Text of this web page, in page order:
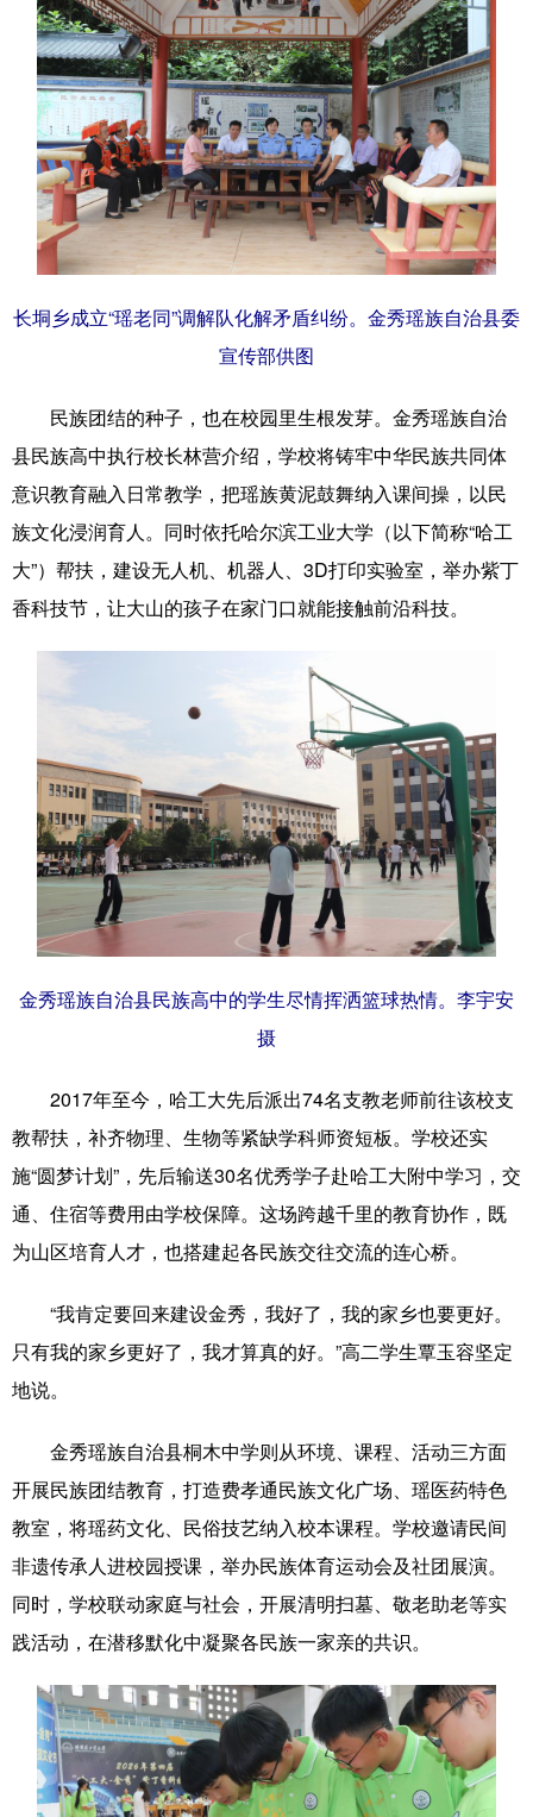
长垌乡成立“瑶老同”调解队化解矛盾纠纷。金秀瑶族自治县委
宣传部供图
民族团结的种子，也在校园里生根发芽。金秀瑶族自治
县民族高中执行校长林营介绍，学校将铸牢中华民族共同体
意识教育融入日常教学，把瑶族黄泥鼓舞纳入课间操，以民
族文化浸润育人。同时依托哈尔滨工业大学（以下简称“哈工
大”）帮扶，建设无人机、机器人、3D打印实验室，举办紫丁
香科技节，让大山的孩子在家门口就能接触前沿科技。
金秀瑶族自治县民族高中的学生尽情挥洒篮球热情。李宇安
摄
2017年至今，哈工大先后派出74名支教老师前往该校支
教帮扶，补齐物理、生物等紧缺学科师资短板。学校还实
施“圆梦计划”，先后输送30名优秀学子赴哈工大附中学习，交
通、住宿等费用由学校保障。这场跨越千里的教育协作，既
为山区培育人才，也搭建起各民族交往交流的连心桥。
“我肯定要回来建设金秀，我好了，我的家乡也要更好。
只有我的家乡更好了，我才算真的好。”高二学生覃玉容坚定
地说。
金秀瑶族自治县桐木中学则从环境、课程、活动三方面
开展民族团结教育，打造费孝通民族文化广场、瑶医药特色
教室，将瑶药文化、民俗技艺纳入校本课程。学校邀请民间
非遗传承人进校园授课，举办民族体育运动会及社团展演。
同时，学校联动家庭与社会，开展清明扫墓、敬老助老等实
践活动，在潜移默化中凝聚各民族一家亲的共识。